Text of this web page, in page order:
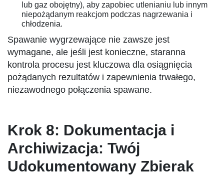
lub gaz obojętny), aby zapobiec utlenianiu lub innym
niepożądanym reakcjom podczas nagrzewania i
chłodzenia.
Spawanie wygrzewające nie zawsze jest
wymagane, ale jeśli jest konieczne, staranna
kontrola procesu jest kluczowa dla osiągnięcia
pożądanych rezultatów i zapewnienia trwałego,
niezawodnego połączenia spawane.
Krok 8: Dokumentacja i
Archiwizacja: Twój
Udokumentowany Zbierak